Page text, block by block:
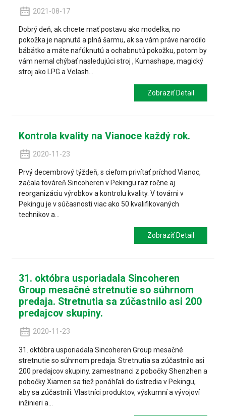
2021-08-17
Dobrý deň, ak chcete mať postavu ako modelka, no
pokožka je napnutá a plná šarmu, ak sa vám práve narodilo
bábätko a máte nafúknutú a ochabnutú pokožku, potom by
vám nemal chýbať nasledujúci stroj , Kumashape, magický
stroj ako LPG a Velash...
Zobraziť Detail
Kontrola kvality na Vianoce každý rok.
2020-11-23
Prvý decembrový týždeň, s cieľom privítať príchod Vianoc,
začala továreň Sincoheren v Pekingu raz ročne aj
reorganizáciu výrobkov a kontrolu kvality. V továrni v
Pekingu je v súčasnosti viac ako 50 kvalifikovaných
technikov a...
Zobraziť Detail
31. októbra usporiadala Sincoheren
Group mesačné stretnutie so súhrnom
predaja. Stretnutia sa zúčastnilo asi 200
predajcov skupiny.
2020-11-23
31. októbra usporiadala Sincoheren Group mesačné
stretnutie so súhrnom predaja. Stretnutia sa zúčastnilo asi
200 predajcov skupiny. zamestnanci z pobočky Shenzhen a
pobočky Xiamen sa tiež ponáhľali do ústredia v Pekingu,
aby sa zúčastnili. Vlastníci produktov, výskumní a vývojoví
inžinieri a...